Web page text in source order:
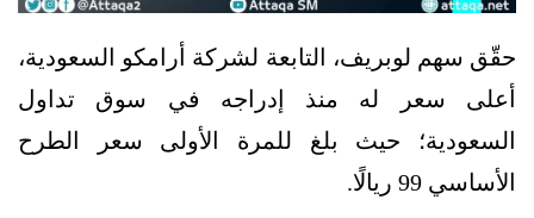
حقّق سهم لوبريف، التابعة لشركة أرامكو السعودية،
أعلى سعر له منذ إدراجه في سوق تداول
السعودية؛ حيث بلغ للمرة الأولى سعر الطرح
الأساسي 99 ريالًا.